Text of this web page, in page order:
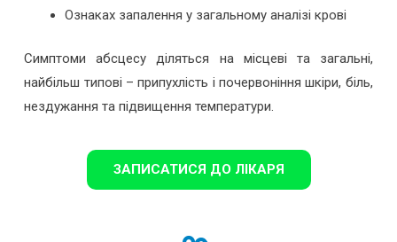
Ознаках запалення у загальному аналізі крові
Симптоми абсцесу діляться на місцеві та загальні,
найбільш типові – припухлість і почервоніння шкіри, біль,
нездужання та підвищення температури.
ЗАПИСАТИСЯ ДО ЛІКАРЯ